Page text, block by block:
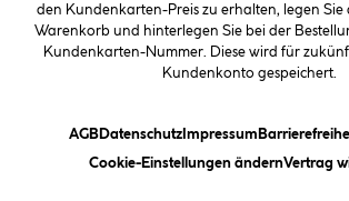
den Kundenkarten-Preis zu erhalten, legen Sie
Warenkorb und hinterlegen Sie bei der
Kundenkarten-Nummer. Diese wird für
Kundenkonto gespeichert.
AGB(öffnet ein Dialogfeld)
Datenschutz(öffnet ein Dialogfeld)
Impressum(öffnet ein
Cookie-Einstellungen ändern(öffnet
Vertrag